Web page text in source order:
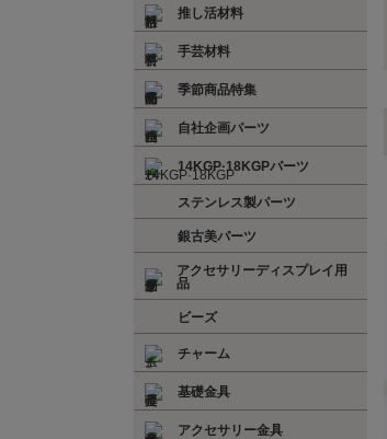
推し活材料
手芸材料
季節商品特集
自社企画パーツ
14KGP·18KGPパーツ
ステンレス製パーツ
銀古美パーツ
アクセサリーディスプレイ用
品
ビーズ
チャーム
基礎金具
アクセサリー金具